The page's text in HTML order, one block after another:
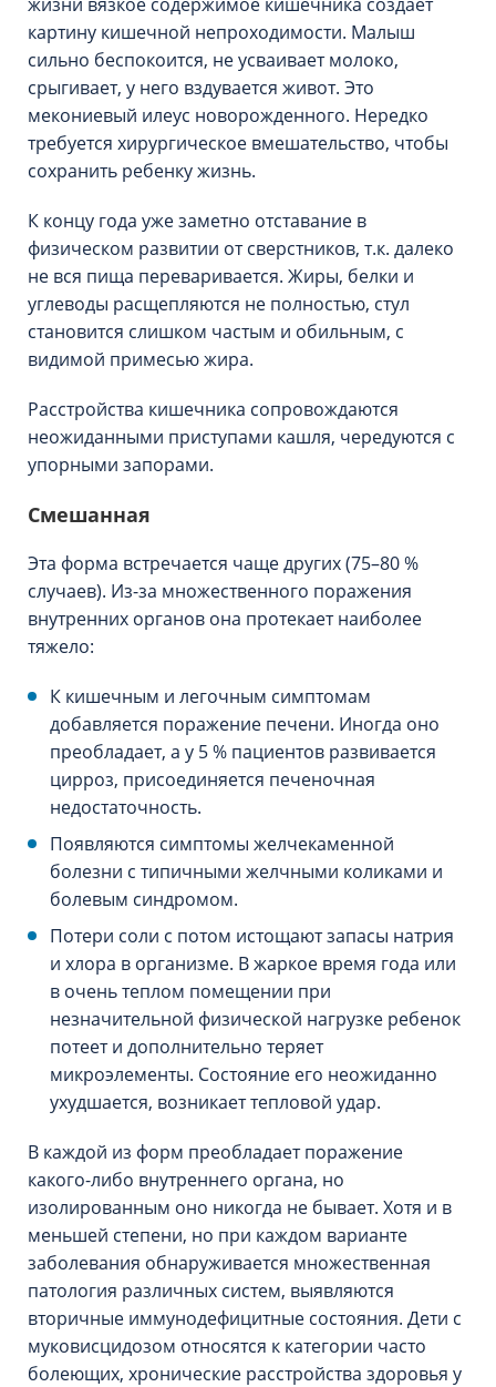
картину кишечной непроходимости. Малыш
сильно беспокоится, не усваивает молоко,
срыгивает, у него вздувается живот. Это
мекониевый илеус новорожденного. Нередко
требуется хирургическое вмешательство, чтобы
сохранить ребенку жизнь.
К концу года уже заметно отставание в
физическом развитии от сверстников, т.к. далеко
не вся пища переваривается. Жиры, белки и
углеводы расщепляются не полностью, стул
становится слишком частым и обильным, с
видимой примесью жира.
Расстройства кишечника сопровождаются
неожиданными приступами кашля, чередуются с
упорными запорами.
Смешанная
Эта форма встречается чаще других (75–80 %
случаев). Из-за множественного поражения
внутренних органов она протекает наиболее
тяжело:
К кишечным и легочным симптомам
добавляется поражение печени. Иногда оно
преобладает, а у 5 % пациентов развивается
цирроз, присоединяется печеночная
недостаточность.
Появляются симптомы желчекаменной
болезни с типичными желчными коликами и
болевым синдромом.
Потери соли с потом истощают запасы натрия
и хлора в организме. В жаркое время года или
в очень теплом помещении при
незначительной физической нагрузке ребенок
потеет и дополнительно теряет
микроэлементы. Состояние его неожиданно
ухудшается, возникает тепловой удар.
В каждой из форм преобладает поражение
какого-либо внутреннего органа, но
изолированным оно никогда не бывает. Хотя и в
меньшей степени, но при каждом варианте
заболевания обнаруживается множественная
патология различных систем, выявляются
вторичные иммунодефицитные состояния. Дети с
муковисцидозом относятся к категории часто
болеющих, хронические расстройства здоровья у